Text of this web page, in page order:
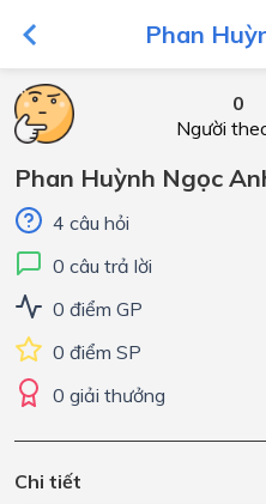
Phan
0
Người
Phan Huỳnh Ngọc
4 câu hỏi
0 câu trả lời
0 điểm GP
0 điểm SP
0 giải thưởng
Chi tiết